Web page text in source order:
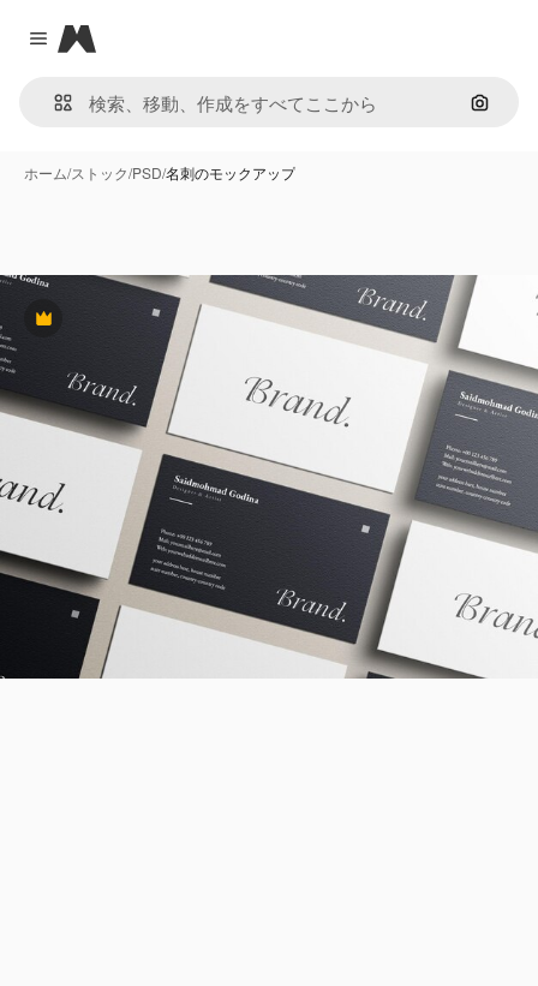
Close menu
Magnific
画像で
ホーム/ストック/PSD/名刺のモックアップ
Premium